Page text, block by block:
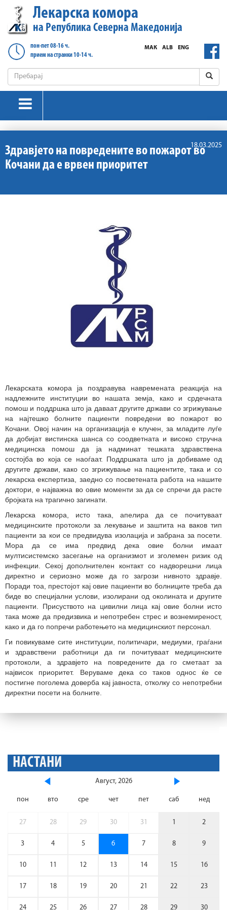
Лекарска комора
на Република Северна Македонија
пон-пет 08-16 ч.
прием на странки 10-14 ч.
ENG
ALB
МАК
18.03.2025
Здравјето на повредените во пожарот во
Кочани да е врвен приоритет
Лекарската комора ја поздравува навремената реакција на
надлежните институции во нашата земја, како и срдечната
помош и поддршка што ја даваат другите држави со згрижување
на најтешко болните пациенти повредени во пожарот во
Кочани. Овој начин на организација е клучен, за младите луѓе
да добијат вистинска шанса со соодветната и високо стручна
медицинска помош да ја надминат тешката здравствена
состојба во која се наоѓаат. Поддршката што ја добиваме од
другите држави, како со згрижување на пациентите, така и со
лекарска експертиза, заедно со посветената работа на нашите
доктори, е најважна во овие моменти за да се спречи да расте
бројката на трагично загинати.
Лекарска комора, исто така, апелира да се почитуваат
медицинските протоколи за лекување и заштита на ваков тип
пациенти за кои се предвидува изолација и забрана за посети.
Мора да се има предвид дека овие болни имаат
мултисистемско засегање на организмот и зголемен ризик од
инфекции. Секој дополнителен контакт со надворешни лица
директно и сериозно може да го загрози нивното здравје.
Поради тоа, престојот кај овие пациенти во болниците треба да
биде во специјални услови, изолирани од околината и другите
пациенти. Присуството на цивилни лица кај овие болни исто
така може да предизвика и непотребен стрес и вознемиреност,
како и да го попречи работењето на медицинскиот персонал.
Ги повикуваме сите институции, политичари, медиуми, граѓани
и здравствени работници да ги почитуваат медицинските
протоколи, а здравјето на повредените да го сметаат за
највисок приоритет. Веруваме дека со таков однос ќе се
постигне поголема доверба кај јавноста, отколку со непотребни
директни посети на болните.
НАСТАНИ
Август, 2026
пон вто сре чет пет саб нед
27 28 29 30 31 1 2
3 4 5 6 7 8 9
10 11 12 13 14 15 16
17 18 19 20 21 22 23
24 25 26 27 28 29 30